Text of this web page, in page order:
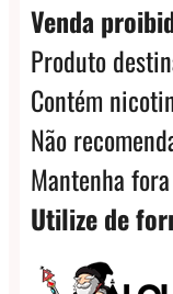
Venda
Produto
Contém
Não
Mantenha
Utilize de